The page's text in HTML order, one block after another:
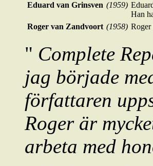
Eduard van Grinsven (1959)
Han
Roger van Zandvoort (1958) Roger
" Complete
jag började
författaren
Roger är
arbeta med